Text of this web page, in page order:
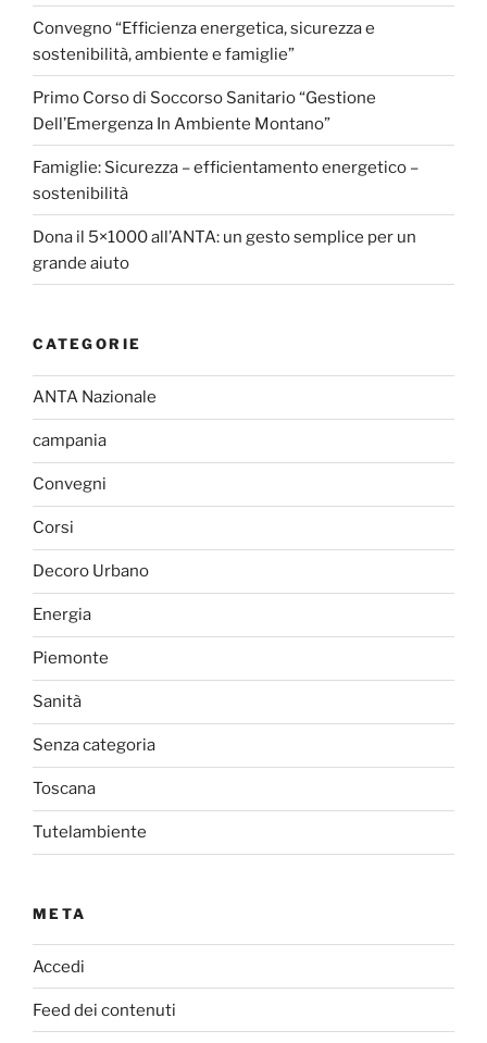
Convegno “Efficienza energetica, sicurezza e
sostenibilità, ambiente e famiglie”
Primo Corso di Soccorso Sanitario “Gestione
Dell’Emergenza In Ambiente Montano”
Famiglie: Sicurezza – efficientamento energetico –
sostenibilità
Dona il 5×1000 all’ANTA: un gesto semplice per un
grande aiuto
CATEGORIE
ANTA Nazionale
campania
Convegni
Corsi
Decoro Urbano
Energia
Piemonte
Sanità
Senza categoria
Toscana
Tutelambiente
META
Accedi
Feed dei contenuti